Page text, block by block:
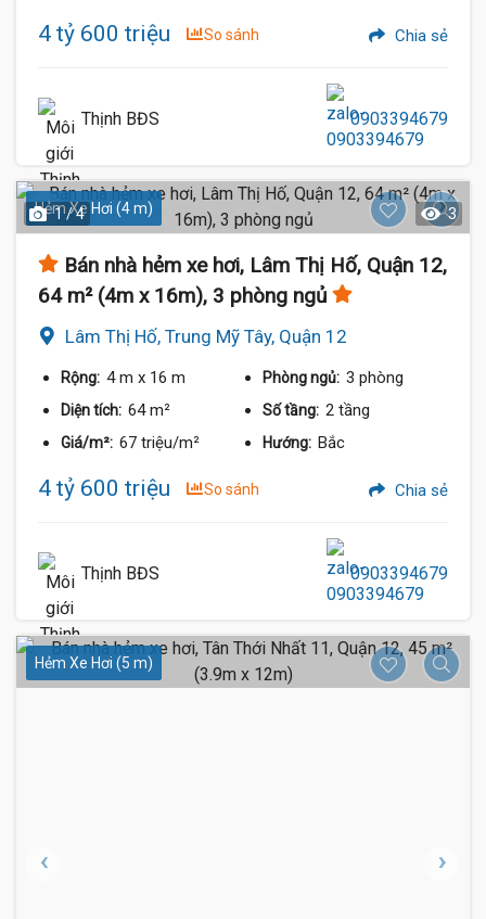
4 tỷ 600 triệu So sánh Chia sẻ
Thịnh BĐS 0903394679
Hẻm Xe Hơi (4 m)
1 / 4 3
Bán nhà hẻm xe hơi, Lâm Thị Hố, Quận 12,
64 m² (4m x 16m), 3 phòng ngủ
Lâm Thị Hố, Trung Mỹ Tây, Quận 12
Rộng: 4 m x 16 m Phòng ngủ: 3 phòng
Diện tích: 64 m² Số tầng: 2 tầng
Giá/m²: 67 triệu/m² Hướng: Bắc
4 tỷ 600 triệu So sánh Chia sẻ
Thịnh BĐS 0903394679
Hẻm Xe Hơi (5 m)